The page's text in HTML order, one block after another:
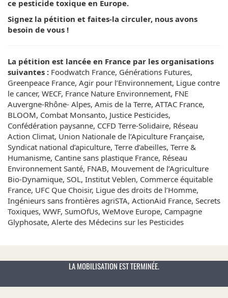
ce pesticide toxique en Europe.
Signez la pétition et faites-la circuler, nous avons
besoin de vous !
La pétition est lancée en France par les organisations
suivantes : Foodwatch France, Générations Futures,
Greenpeace France, Agir pour l’Environnement, Ligue contre
le cancer, WECF, France Nature Environnement, FNE
Auvergne-Rhône- Alpes, Amis de la Terre, ATTAC France,
BLOOM, Combat Monsanto, Justice Pesticides,
Confédération paysanne, CCFD Terre-Solidaire, Réseau
Action Climat, Union Nationale de l’Apiculture Française,
Syndicat national d’apiculture, Terre d’abeilles, Terre &
Humanisme, Cantine sans plastique France, Réseau
Environnement Santé, FNAB, Mouvement de l’Agriculture
Bio-Dynamique, SOL, Institut Veblen, Commerce équitable
France, UFC Que Choisir, Ligue des droits de l’Homme,
Ingénieurs sans frontières agriSTA, ActionAid France, Secrets
Toxiques, WWF, SumOfUs, WeMove Europe, Campagne
Glyphosate, Alerte des Médecins sur les Pesticides
LA MOBILISATION EST TERMINÉE.